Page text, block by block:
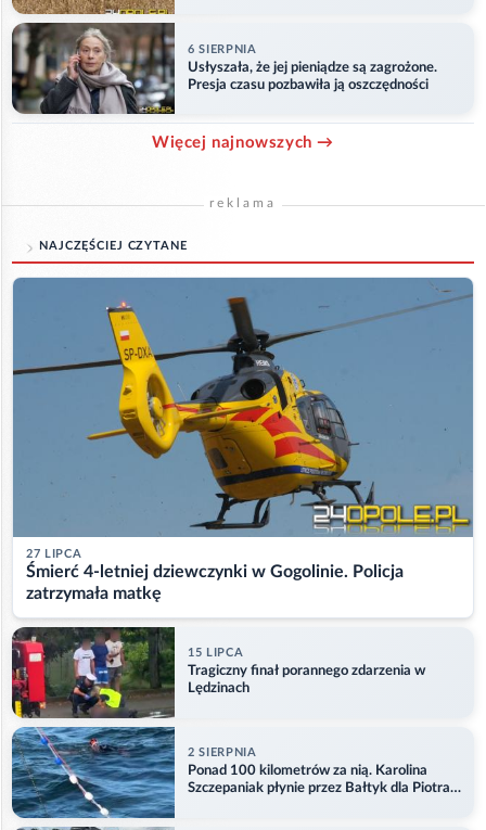
6 SIERPNIA
Usłyszała, że jej pieniądze są zagrożone.
Presja czasu pozbawiła ją oszczędności
Więcej najnowszych →
reklama
NAJCZĘŚCIEJ CZYTANE
27 LIPCA
Śmierć 4-letniej dziewczynki w Gogolinie. Policja
zatrzymała matkę
15 LIPCA
Tragiczny finał porannego zdarzenia w
Lędzinach
2 SIERPNIA
Ponad 100 kilometrów za nią. Karolina
Szczepaniak płynie przez Bałtyk dla Piotra.